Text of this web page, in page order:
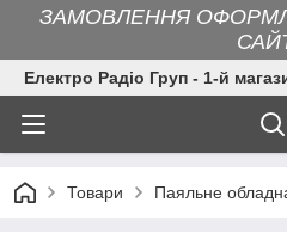
ЗАМОВЛЕННЯ
Електро Радіо Груп - 1-й
Товари Паяльне